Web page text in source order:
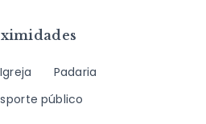
Igreja
Padaria
público